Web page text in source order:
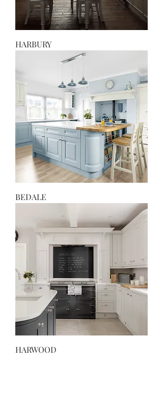
HARBURY
BEDALE
HARWOOD